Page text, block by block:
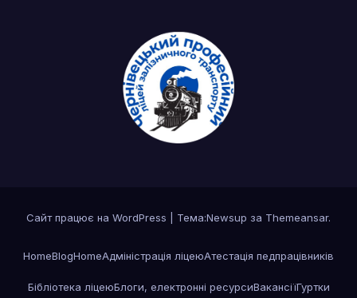
Сайт працює на WordPress Тема:Newsup за Themeansar.
HomeBlogHomeАдміністрація ліцеюАтестація педпрацівників
Бібліотека ліцеюБлоги, електронні ресурсиВакансіїГуртки